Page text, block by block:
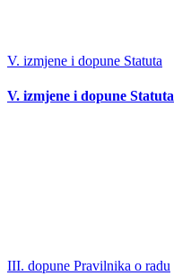
V. izmjene i dopune Statuta
V. izmjene i dopune Statuta
III. dopune Pravilnika o radu